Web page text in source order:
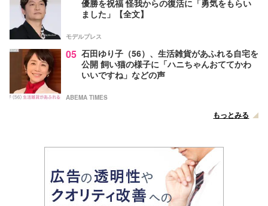
優勝を祝福 怪我からの復活に「勇気をもらい
ました」【全文】
モデルプレス
05 石田ゆり子（56）、生活雑貨があふれる自宅を
公開 飼い猫の様子に「ハニちゃんおててかわ
いいですね」などの声
ABEMA TIMES
もっとみる